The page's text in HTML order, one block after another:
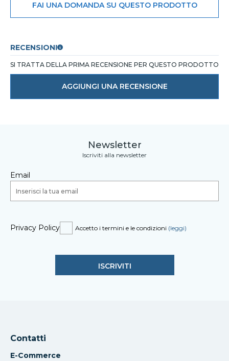
FAI UNA DOMANDA SU QUESTO PRODOTTO
RECENSIONI
SI TRATTA DELLA PRIMA RECENSIONE PER QUESTO PRODOTTO
AGGIUNGI UNA RECENSIONE
Newsletter
Iscriviti alla newsletter
Email
Privacy Policy Accetto i termini e le condizioni (leggi)
Contatti
E-Commerce